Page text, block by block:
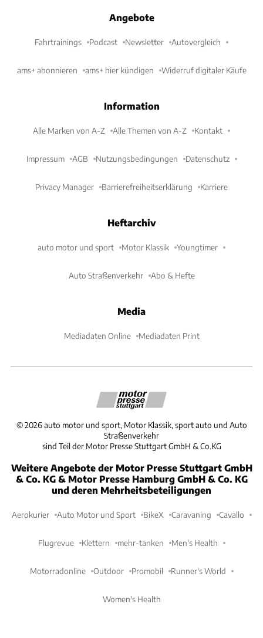
Angebote
Fahrtrainings Podcast Newsletter Autovergleich
ams+ abonnieren ams+ hier kündigen Widerruf digitaler Käufe
Information
Alle Marken von A-Z Alle Themen von A-Z Kontakt
Impressum AGB Nutzungsbedingungen Datenschutz
Privacy Manager Barrierefreiheitserklärung Karriere
Heftarchiv
auto motor und sport Motor Klassik Youngtimer
Auto Straßenverkehr Abo & Hefte
Media
Mediadaten Online Mediadaten Print
©2026 auto motor und sport, Motor Klassik, sport auto und Auto
Straßenverkehr
sind Teil der Motor Presse Stuttgart GmbH & Co.KG
Weitere Angebote der Motor Presse Stuttgart GmbH
& Co. KG & Motor Presse Hamburg GmbH & Co. KG
und deren Mehrheitsbeteiligungen
Aerokurier Auto Motor und Sport BikeX Caravaning Cavallo
Flugrevue Klettern mehr-tanken Men's Health
Motorradonline Outdoor Promobil Runner's World
Women's Health